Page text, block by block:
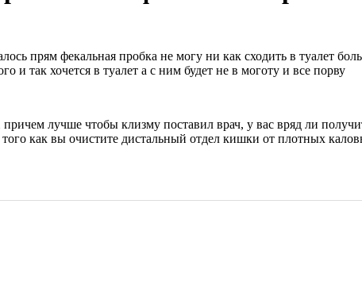
прям фекальная пробка не могу ни как сходить в туалет
и так хочется в туалет а с ним будет не в моготу и все порву
лучше чтобы клизму поставил врач, у вас вряд ли
как вы очистите дистальный отдел кишки от плотных